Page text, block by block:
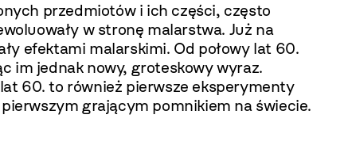
przedmiotów i ich części, często
w stronę malarstwa. Już na
efektami malarskimi. Od połowy lat 60.
im jednak nowy, groteskowy wyraz.
60. to również pierwsze eksperymenty
grającym pomnikiem na świecie.